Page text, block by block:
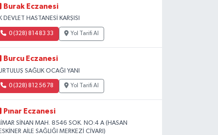
Burak Eczanesi
DEVLET HASTANESİ KARŞISI
0 (328) 814 83 33 Yol Tarifi Al
Burcu Eczanesi
SAĞLIK OCAĞI YANI
0 (328) 812 56 78 Yol Tarifi Al
Pınar Eczanesi
SİNAN MAH. 8546 SOK. NO:4 A (HASAN
AİLE SAĞLIĞI MERKEZİ CİVARI)